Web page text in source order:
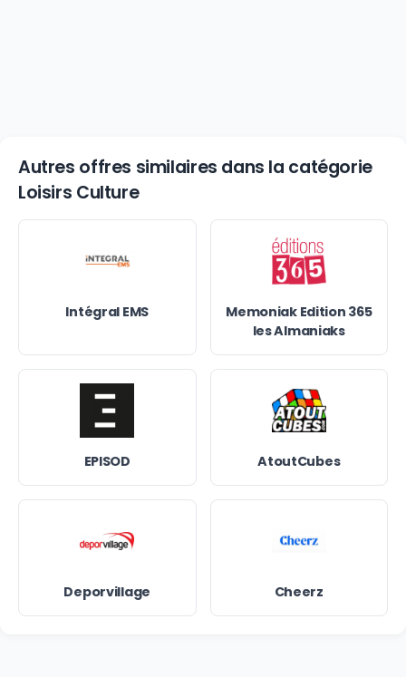
Autres offres similaires dans la catégorie
Loisirs Culture
Intégral EMS
Memoniak Edition 365
les Almaniaks
EPISOD AtoutCubes
Deporvillage Cheerz